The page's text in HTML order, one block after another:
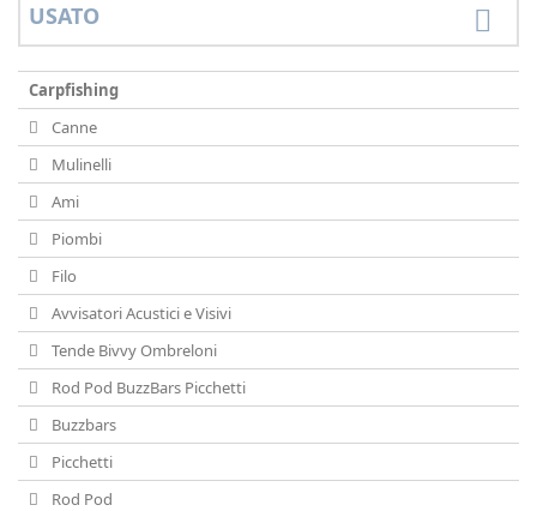
USATO
Carpfishing
Canne
Mulinelli
Ami
Piombi
Filo
Avvisatori Acustici e Visivi
Tende Bivvy Ombreloni
Rod Pod BuzzBars Picchetti
Buzzbars
Picchetti
Rod Pod